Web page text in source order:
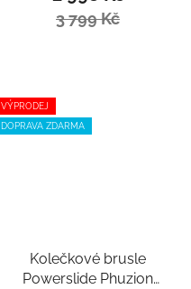
3 799 Kč
VÝPRODEJ
DOPRAVA ZDARMA
Kolečkové brusle
Powerslide Phuzion